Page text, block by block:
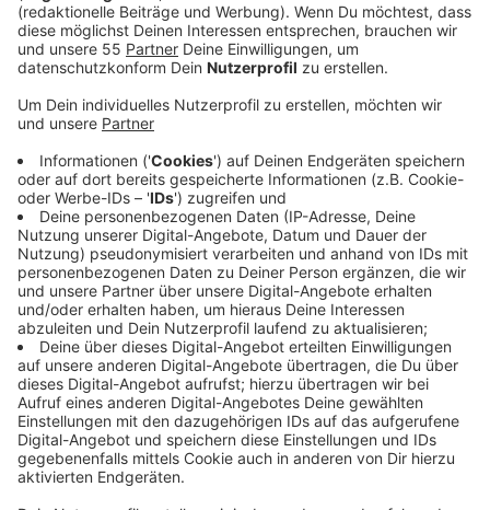
Anzeige
Beim Eintreffen der Einsatzkräfte stand die Halle an
der Ernst-Moritz-Arndt-Straße bereits in voller
Ausdehnung in Flammen. Die Ernst-Moritz-Arndt-
Straße und die Hardter Straße blieben bis in die
Morgenstunden gesperrt. Die Feuerwehr verhinderte
erfolgreich, dass das Feuer auf angrenzende Gebäude
übergriff, jedoch war die Halle nicht mehr zu retten.
Anzeige
Warnmeldung und Ermittlungen
Anzeige